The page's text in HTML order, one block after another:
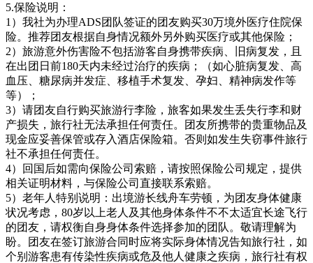
5.保险说明：
1）我社为办理ADS团队签证的团友购买30万境外医疗住院保
险。推荐团友根据自身情况额外另外购买医疗或其他保险；
2）旅游意外伤害险不包括游客自身携带疾病、旧病复发，且
在出团日前180天内未经过治疗的疾病；（如心脏病复发、高
血压、糖尿病并发症、移植手术复发、孕妇、精神病发作等
等）；
3）请团友自行购买旅游行李险，旅客如果发生丢失行李和财
产损失，旅行社无法承担任何责任。团友所携带的贵重物品及
现金应妥善保管或存入酒店保险箱。否则如发生失窃事件旅行
社不承担任何责任。
4）回国后如需向保险公司索赔，请按照保险公司规定，提供
相关证明材料，与保险公司直接联系索赔。
5）老年人特别说明：出境游长线舟车劳顿，为团友身体健康
状况考虑，80岁以上老人及其他身体条件不不太适宜长途飞行
的团友，请权衡自身身体条件选择参加的团队。敬请理解为
盼。团友在签订旅游合同时应将实际身体情况告知旅行社，如
个别游客患有传染性疾病或危及他人健康之疾病，旅行社有权